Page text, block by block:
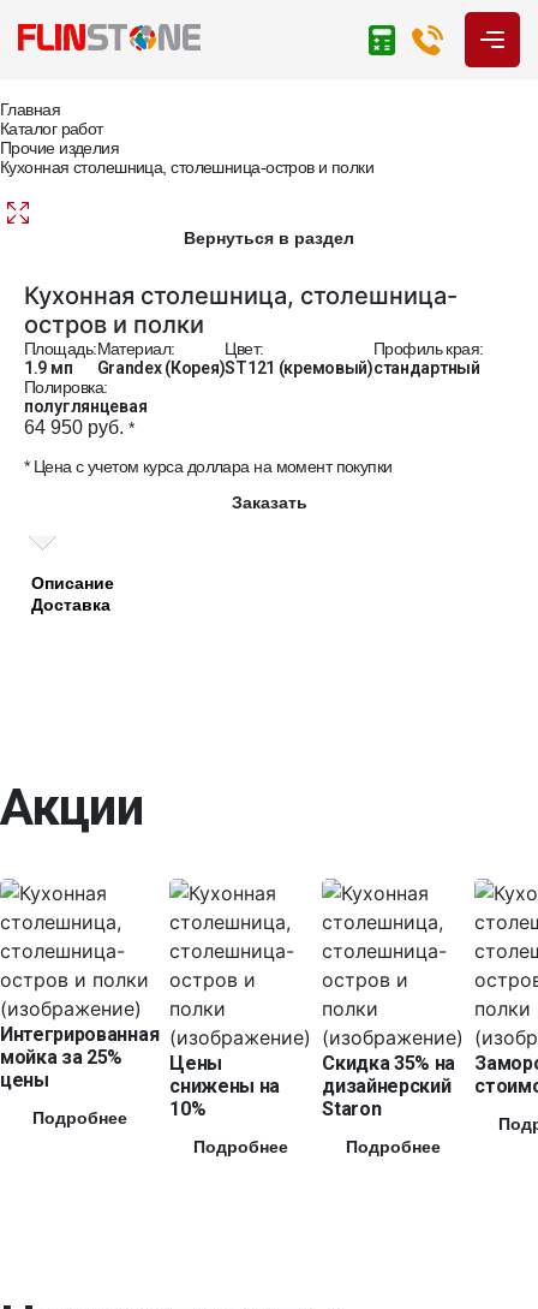
Главная
Каталог работ
Прочие изделия
Кухонная столешница, столешница-остров и полки
Вернуться в раздел
Кухонная столешница, столешница-
остров и полки
Площадь:
1.9 мп
Материал:
Grandex (Корея)
Цвет:
ST121 (кремовый)
Профиль края:
стандартный
Полировка:
полуглянцевая
64 950 руб. *
* Цена с учетом курса доллара на момент покупки
Заказать
Описание
Доставка
Акции
Интегрированная
мойка за 25%
цены
Подробнее
Цены
снижены на
10%
Подробнее
Скидка 35% на
дизайнерский
Staron
Подробнее